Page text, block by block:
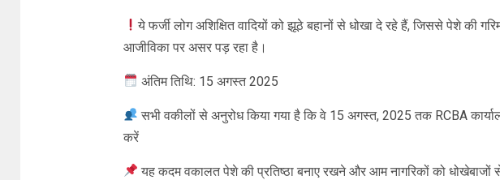
ये फर्जी लोग अशिक्षित वादियों को झूठे बहानों से धोखा दे रहे हैं, जिससे पेशे की
आजीविका पर असर पड़ रहा है।
अंतिम तिथि: 15 अगस्त 2025
सभी वकीलों से अनुरोध किया गया है कि वे 15 अगस्त, 2025 तक RCBA
करें
यह कदम वकालत पेशे की प्रतिष्ठा बनाए रखने और आम नागरिकों को धोखेबाजों